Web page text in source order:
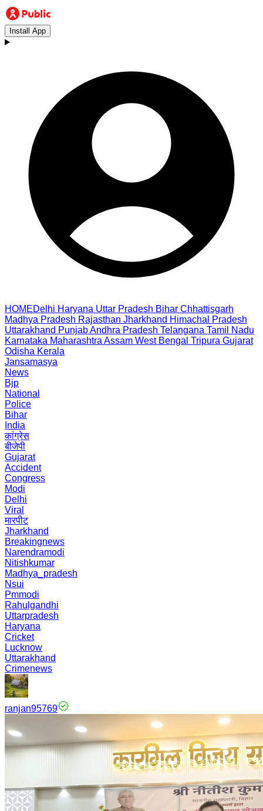
Install App
HOMEDelhi Haryana Uttar Pradesh Bihar Chhattisgarh
Madhya Pradesh Rajasthan Jharkhand Himachal Pradesh
Uttarakhand PunjabAndhra Pradesh Telangana Tamil Nadu
Karnataka Maharashtra Assam West Bengal Tripura Gujarat
Odisha Kerala
Jansamasya
News
Bjp
National
Police
Bihar
India
कांग्रेस
बीजेपी
Gujarat
Accident
Congress
Modi
Delhi
Viral
मारपीट
Jharkhand
Breakingnews
Narendramodi
Nitishkumar
Madhya_pradesh
Nsui
Pmmodi
Rahulgandhi
Uttarpradesh
Haryana
Cricket
Lucknow
Uttarakhand
Crimenews
ranjan95769